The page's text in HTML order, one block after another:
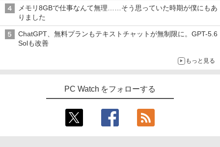
メモリ8GBで仕事なんて無理……そう思っていた時期が僕にもあ
りました
ChatGPT、無料プランもテキストチャットが無制限に。GPT-5.6
Solも改善
もっと見る
PC Watch をフォローする